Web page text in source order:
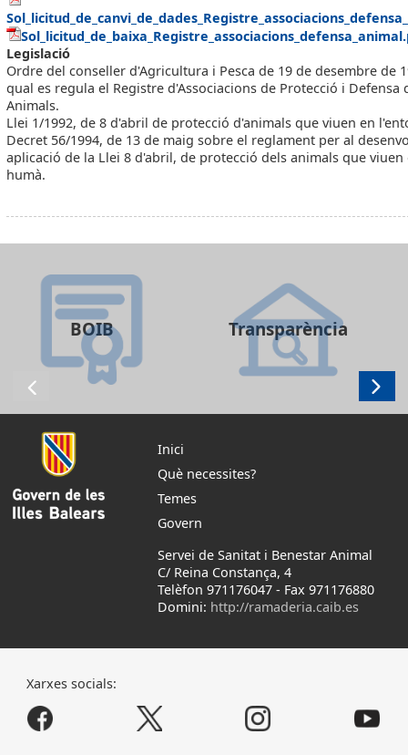
Legislació
Ordre del conseller d'Agricultura i Pesca de 19 de desembre de
qual es regula el Registre d'Associacions de Protecció i Defensa
Animals.
Llei 1/1992, de 8 d'abril de protecció d'animals que viuen en
Decret 56/1994, de 13 de maig sobre el reglament per al
aplicació de la Llei 8 d'abril, de protecció dels animals que
humà.
BOIB Transparència
Inici
Què necessites?
Temes
Govern
Servei de Sanitat i Benestar Animal
C/ Reina Constança, 4
Telèfon 971176047 - Fax 971176880
Domini: http://ramaderia.caib.es
Xarxes socials: